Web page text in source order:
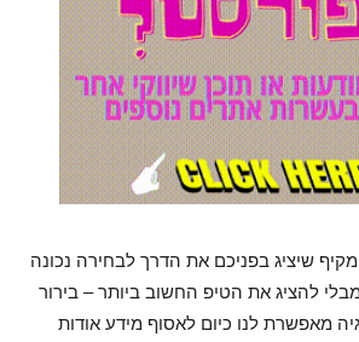
שיציג בפניכם את הדרך לבחירה נכונה
להציג את הטיפ החשוב ביותר – בירור
מאפשרת לנו כיום לאסוף מידע אודות